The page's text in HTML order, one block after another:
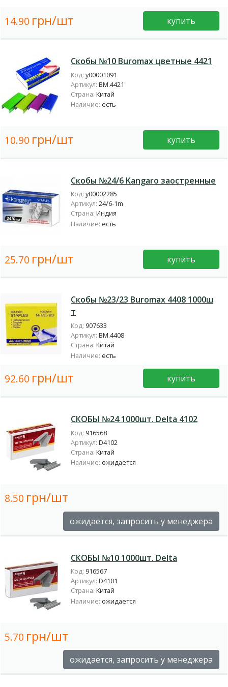
14.90 грн/шт купить
Скобы №10 Buromax цветные 4421
Код: у00001091
Артикул: BM.4421
Страна: Китай
Наличие: есть
10.90 грн/шт купить
Скобы №24/6 Kangaro заостренные
Код: у00002285
Артикул: 24/6-1m
Страна: Индия
Наличие: есть
25.70 грн/шт купить
Скобы №23/23 Buromax 4408 1000ш
т
Код: 907633
Артикул: BM.4408
Страна: Китай
Наличие: есть
92.60 грн/шт купить
СКОБЫ №24 1000шт. Delta 4102
Код: 916568
Артикул: D4102
Страна: Китай
Наличие: ожидается
8.50 грн/шт
ожидается, запросить у менеджера
СКОБЫ №10 1000шт. Delta
Код: 916567
Артикул: D4101
Страна: Китай
Наличие: ожидается
5.70 грн/шт
ожидается, запросить у менеджера